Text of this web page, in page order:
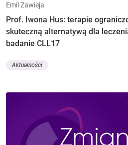
Emil Zawieja
Prof. Iwona Hus: terapie
skuteczną alternatywą dla
badanie CLL17
Aktualności